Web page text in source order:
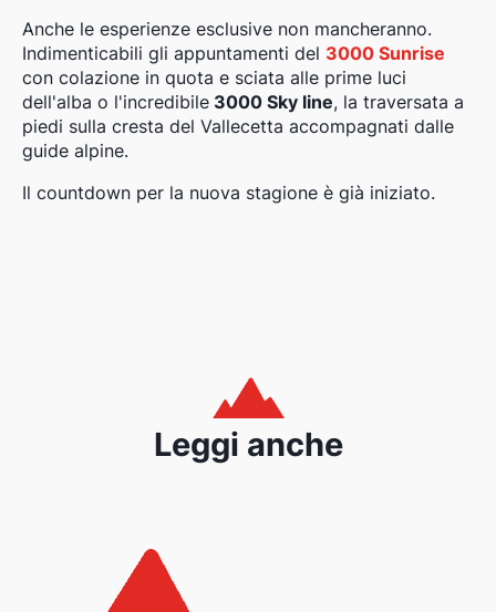
Anche le esperienze esclusive non mancheranno.
Indimenticabili gli appuntamenti del 3000 Sunrise
con colazione in quota e sciata alle prime luci
dell'alba o l'incredibile 3000 Sky line, la traversata a
piedi sulla cresta del Vallecetta accompagnati dalle
guide alpine.
Il countdown per la nuova stagione è già iniziato.
Leggi anche